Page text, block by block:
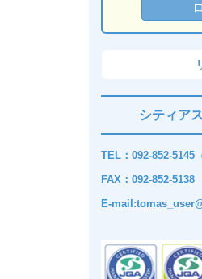
シティア
TEL：092-852-5145
FAX：092-852-5138
E-